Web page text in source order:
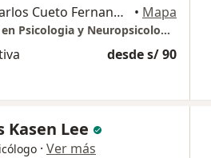
Pasaje L 125 Urb. Carlos Cueto Fernandini, Lima • Mapa
Centro Especializado en Psicologia y Neuropsicología - CEPSY
desde s/ 90
Kasen Lee
· Ver más